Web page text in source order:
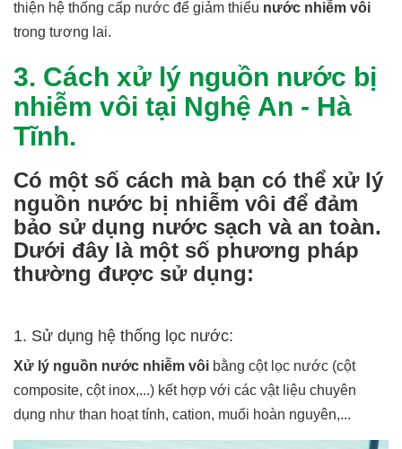
thiện hệ thống cấp nước để giảm thiểu nước nhiễm vôi
trong tương lai.
3. Cách xử lý nguồn nước bị
nhiễm vôi tại Nghệ An - Hà
Tĩnh.
Có một số cách mà bạn có thể xử lý
nguồn nước bị nhiễm vôi để đảm
bảo sử dụng nước sạch và an toàn.
Dưới đây là một số phương pháp
thường được sử dụng:
1. Sử dụng hệ thống lọc nước:
Xử lý nguồn nước nhiễm vôi bằng cột lọc nước (cột
composite, cột inox,...) kết hợp với các vật liệu chuyên
dụng như than hoạt tính, cation, muối hoàn nguyên,...